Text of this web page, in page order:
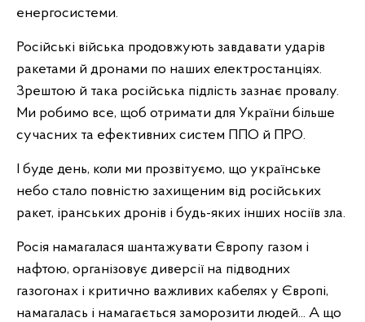
енергосистеми.
Російські війська продовжують завдавати ударів
ракетами й дронами по наших електростанціях.
Зрештою й така російська підлість зазнає провалу.
Ми робимо все, щоб отримати для України більше
сучасних та ефективних систем ППО й ПРО.
І буде день, коли ми прозвітуємо, що українське
небо стало повністю захищеним від російських
ракет, іранських дронів і будь-яких інших носіїв зла.
Росія намагалася шантажувати Європу газом і
нафтою, організовує диверсії на підводних
газогонах і критично важливих кабелях у Європі,
намагалась і намагається заморозити людей... А що